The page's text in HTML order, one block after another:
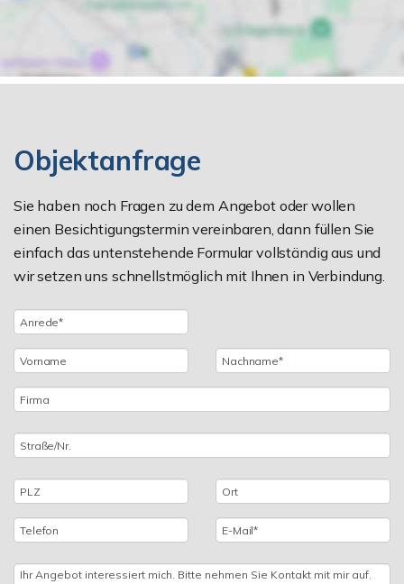
Objektanfrage
Sie haben noch Fragen zu dem Angebot oder wollen
einen Besichtigungstermin vereinbaren, dann füllen Sie
einfach das untenstehende Formular vollständig aus und
wir setzen uns schnellstmöglich mit Ihnen in Verbindung.